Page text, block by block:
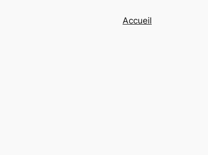
Accueil